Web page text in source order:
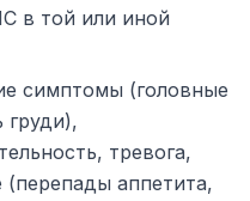
в той или иной
симптомы (головные
груди),
тревога,
(перепады аппетита,